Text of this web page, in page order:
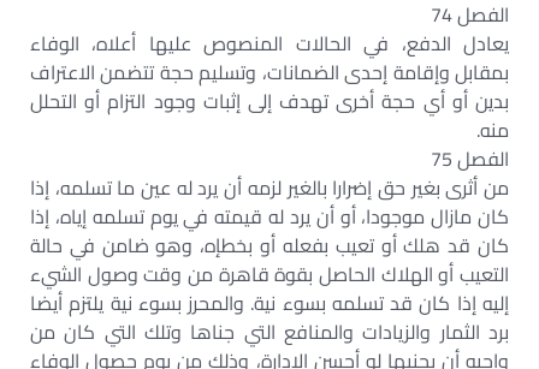
الفصل 74
يعادل الدفع، في الحالات المنصوص عليها أعلاه، الوفاء
بمقابل وإقامة إحدى الضمانات، وتسليم حجة تتضمن الاعتراف
بدين أو أي حجة أخرى تهدف إلى إثبات وجود التزام أو التحلل
منه.
الفصل 75
من أثرى بغير حق إضرارا بالغير لزمه أن يرد له عين ما تسلمه، إذا
كان مازال موجودا، أو أن يرد له قيمته في يوم تسلمه إياه، إذا
كان قد هلك أو تعيب بفعله أو بخطإه، وهو ضامن في حالة
التعيب أو الهلاك الحاصل بقوة قاهرة من وقت وصول الشيء
إليه إذا كان قد تسلمه بسوء نية. والمحرز بسوء نية يلتزم أيضا
برد الثمار والزيادات والمنافع التي جناها وتلك التي كان من
واجبه أن يجنيها لو أحسن الإدارة، وذلك من يوم حصول الوفاء